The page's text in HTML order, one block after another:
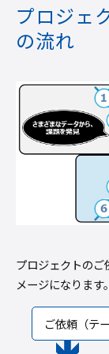
プロジェ
の流れ
プロジェクトの
メージになります。
ご依頼（テ